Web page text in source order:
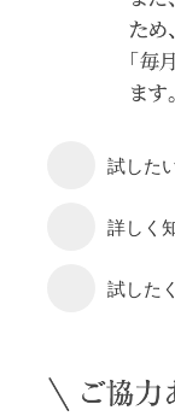
試した
詳しく
試した